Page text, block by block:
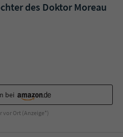
des Doktor Moreau
bei
vor Ort (Anzeige*)